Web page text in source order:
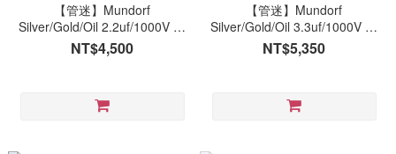
【管迷】Mundorf
Silver/Gold/Oil 2.2uf/1000V 金
銀箔油浸電容
NT$4,500
【管迷】Mundorf
Silver/Gold/Oil 3.3uf/1000V 金
銀箔油浸電容
NT$5,350